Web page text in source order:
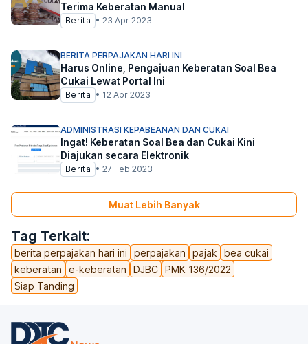
Tag Terkait:
berita perpajakan hari ini perpajakan pajak
bea cukai
keberatan
e-keberatan DJBC PMK 136/2022
Siap Tanding
Terima Keberatan Manual
Berita • 23 Apr 2023
BERITA PERPAJAKAN HARI INI
Harus Online, Pengajuan Keberatan Soal Bea
Cukai Lewat Portal Ini
Berita • 12 Apr 2023
ADMINISTRASI KEPABEANAN DAN CUKAI
Ingat! Keberatan Soal Bea dan Cukai Kini
Diajukan secara Elektronik
Berita • 27 Feb 2023
Muat Lebih Banyak